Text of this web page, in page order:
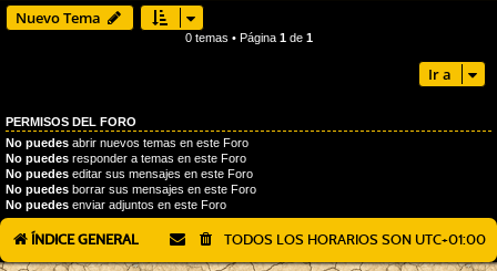
Nuevo Tema
0 temas • Página 1de 1
Ir a
PERMISOS DEL FORO
No puedes abrir nuevos temas en este Foro
No puedes responder a temas en este Foro
No puedes editar sus mensajes en este Foro
No puedes borrar sus mensajes en este Foro
No puedes enviar adjuntos en este Foro
ÍNDICE GENERAL TODOS LOS HORARIOS SON UTC+01:00